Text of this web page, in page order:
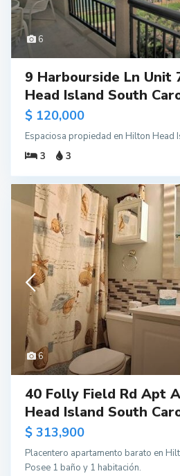
6
9 Harbourside Ln Unit
Head Island South
$ 120,000
Espaciosa propiedad en Hilton Head
3
3
6
40 Folly Field Rd Apt
Head Island South
$ 313,900
Placentero apartamento barato en
Posee 1 baño y 1 habitación.